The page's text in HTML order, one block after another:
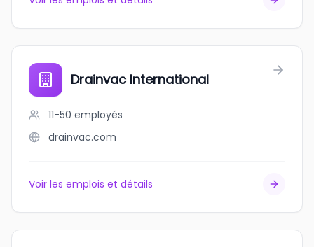
Drainvac International
11-50 employés
drainvac.com
Voir les emplois et détails